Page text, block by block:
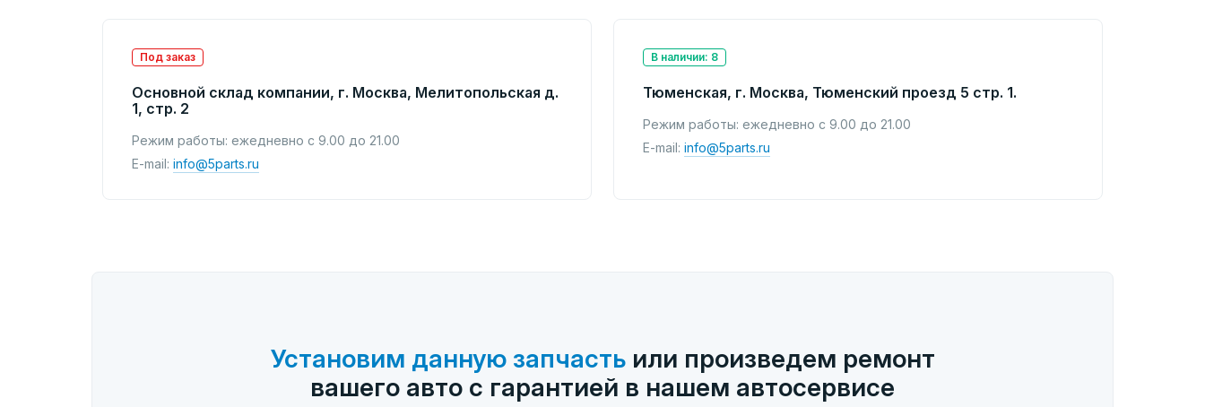
Под заказ
Основной склад компании, г. Москва, Мелитопольская д.
1, стр. 2
Режим работы: ежедневно с 9.00 до 21.00
E-mail: info@5parts.ru
В наличии: 8
Тюменская, г. Москва, Тюменский проезд 5 стр. 1.
Режим работы: ежедневно с 9.00 до 21.00
E-mail: info@5parts.ru
Установим данную запчастьили произведем ремонт
вашего авто с гарантией в нашем автосервисе